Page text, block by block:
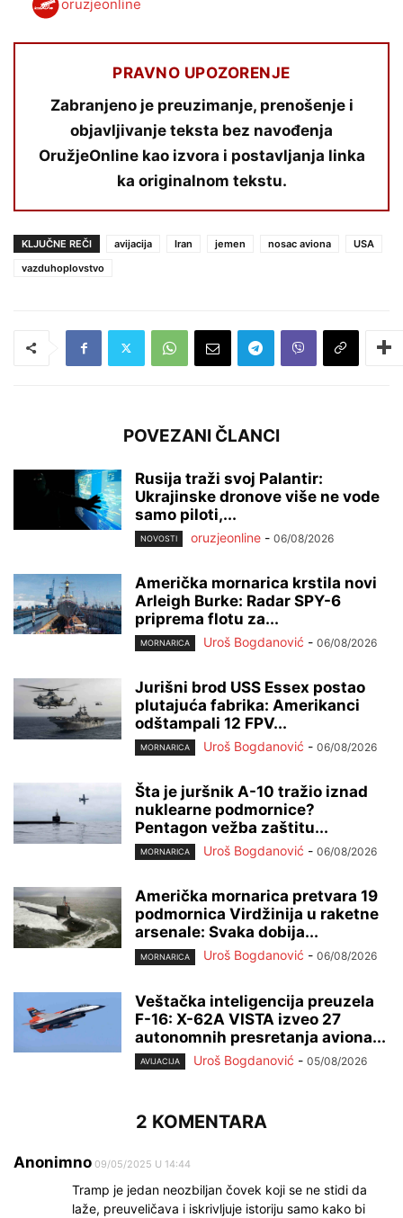
oruzjeonline
PRAVNO UPOZORENJE
Zabranjeno je preuzimanje, prenošenje i
objavljivanje teksta bez navođenja
OružjeOnline kao izvora i postavljanja linka
ka originalnom tekstu.
KLJUČNE REČI avijacija Iran jemen nosac aviona
USA
vazduhoplovstvo
POVEZANI ČLANCI
Rusija traži svoj Palantir:
Ukrajinske dronove više ne vode
samo piloti,...
NOVOSTI oruzjeonline - 06/08/2026
Američka mornarica krstila novi
Arleigh Burke: Radar SPY-6
priprema flotu za...
MORNARICA Uroš Bogdanović - 06/08/2026
Jurišni brod USS Essex postao
plutajuća fabrika: Amerikanci
odštampali 12 FPV...
MORNARICA Uroš Bogdanović - 06/08/2026
Šta je juršnik A-10 tražio iznad
nuklearne podmornice?
Pentagon vežba zaštitu...
MORNARICA Uroš Bogdanović - 06/08/2026
Američka mornarica pretvara 19
podmornica Virdžinija u raketne
arsenale: Svaka dobija...
MORNARICA Uroš Bogdanović - 06/08/2026
Veštačka inteligencija preuzela
F-16: X-62A VISTA izveo 27
autonomnih presretanja aviona...
AVIJACIJA Uroš Bogdanović - 05/08/2026
2 KOMENTARA
Anonimno 09/05/2025 U 14:44
Tramp je jedan neozbiljan čovek koji se ne stidi da
laže, preuveličava i iskrivljuje istoriju samo kako bi